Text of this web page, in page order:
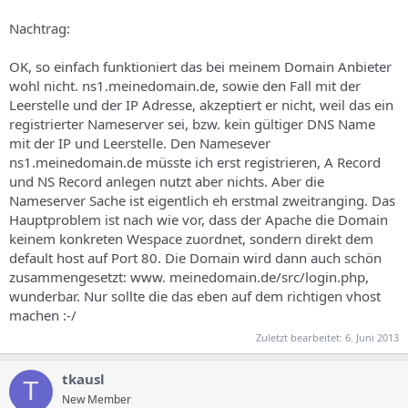
Nachtrag:
OK, so einfach funktioniert das bei meinem Domain Anbieter
wohl nicht. ns1.meinedomain.de, sowie den Fall mit der
Leerstelle und der IP Adresse, akzeptiert er nicht, weil das ein
registrierter Nameserver sei, bzw. kein gültiger DNS Name
mit der IP und Leerstelle. Den Namesever
ns1.meinedomain.de müsste ich erst registrieren, A Record
und NS Record anlegen nutzt aber nichts. Aber die
Nameserver Sache ist eigentlich eh erstmal zweitranging. Das
Hauptproblem ist nach wie vor, dass der Apache die Domain
keinem konkreten Wespace zuordnet, sondern direkt dem
default host auf Port 80. Die Domain wird dann auch schön
zusammengesetzt: www. meinedomain.de/src/login.php,
wunderbar. Nur sollte die das eben auf dem richtigen vhost
machen :-/
Zuletzt bearbeitet: 6. Juni 2013
T tkausl
New Member